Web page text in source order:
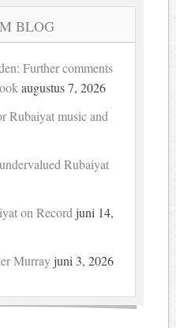
BLOG
Further comments
augustus 7, 2026
Rubaiyat music and
Rubaiyat
on Record juni 14,
Murray juni 3, 2026